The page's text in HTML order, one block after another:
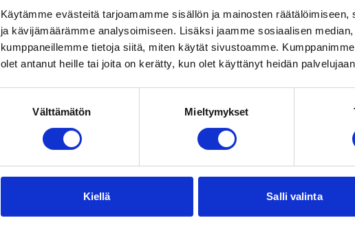
Käytämme evästeitä tarjoamamme sisällön ja mainosten
ja kävijämäärämme analysoimiseen. Lisäksi jaamme sosiaalisen
kumppaneillemme tietoja siitä, miten käytät sivustoamme.
olet antanut heille tai joita on kerätty, kun olet käyttänyt heidän
Välttämätön Mieltymykset
Kiellä Salli valinta
ASIAKASPALVELU